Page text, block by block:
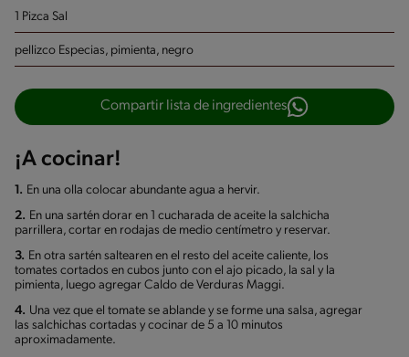
1 Pizca Sal
pellizco Especias, pimienta, negro
Compartir lista de ingredientes
¡A cocinar!
1. En una olla colocar abundante agua a hervir.
2. En una sartén dorar en 1 cucharada de aceite la salchicha
parrillera, cortar en rodajas de medio centímetro y reservar.
3. En otra sartén saltearen en el resto del aceite caliente, los
tomates cortados en cubos junto con el ajo picado, la sal y la
pimienta, luego agregar Caldo de Verduras Maggi.
4. Una vez que el tomate se ablande y se forme una salsa, agregar
las salchichas cortadas y cocinar de 5 a 10 minutos
aproximadamente.